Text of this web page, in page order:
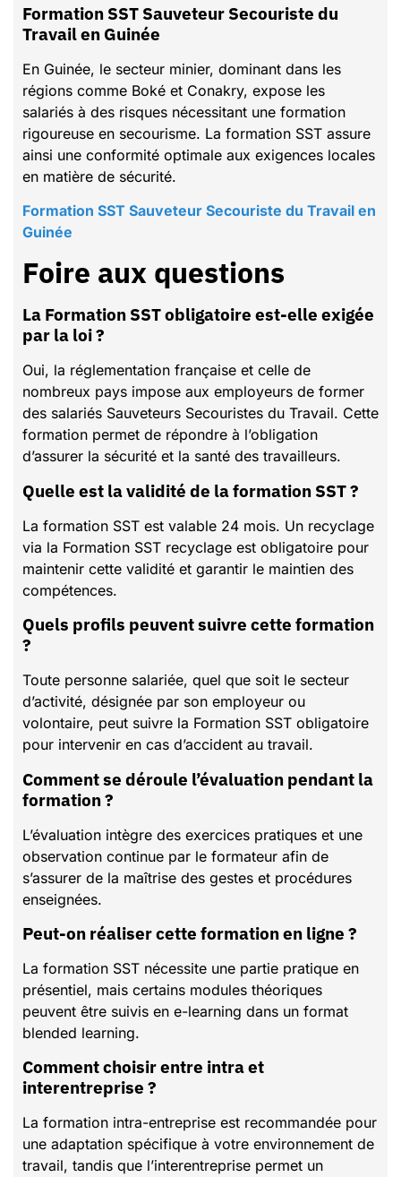
Formation SST Sauveteur Secouriste du
Travail en Guinée
En Guinée, le secteur minier, dominant dans les
régions comme Boké et Conakry, expose les
salariés à des risques nécessitant une formation
rigoureuse en secourisme. La formation SST assure
ainsi une conformité optimale aux exigences locales
en matière de sécurité.
Formation SST Sauveteur Secouriste du Travail en
Guinée
Foire aux questions
La Formation SST obligatoire est-elle exigée
par la loi ?
Oui, la réglementation française et celle de
nombreux pays impose aux employeurs de former
des salariés Sauveteurs Secouristes du Travail. Cette
formation permet de répondre à l’obligation
d’assurer la sécurité et la santé des travailleurs.
Quelle est la validité de la formation SST ?
La formation SST est valable 24 mois. Un recyclage
via la Formation SST recyclage est obligatoire pour
maintenir cette validité et garantir le maintien des
compétences.
Quels profils peuvent suivre cette formation
?
Toute personne salariée, quel que soit le secteur
d’activité, désignée par son employeur ou
volontaire, peut suivre la Formation SST obligatoire
pour intervenir en cas d’accident au travail.
Comment se déroule l’évaluation pendant la
formation ?
L’évaluation intègre des exercices pratiques et une
observation continue par le formateur afin de
s’assurer de la maîtrise des gestes et procédures
enseignées.
Peut-on réaliser cette formation en ligne ?
La formation SST nécessite une partie pratique en
présentiel, mais certains modules théoriques
peuvent être suivis en e-learning dans un format
blended learning.
Comment choisir entre intra et
interentreprise ?
La formation intra-entreprise est recommandée pour
une adaptation spécifique à votre environnement de
travail, tandis que l’interentreprise permet un